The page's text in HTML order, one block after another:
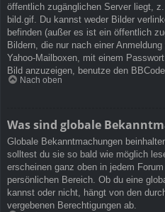
öffentlich zugänglichen Server liegt,
bild.gif. Du kannst weder Bilder
befinden (außer es ist ein öffentlich
Bildern, die nur nach einer
Yahoo-Mailboxen, mit einem
Bild anzuzeigen, benutze den
Nach oben
Was sind globale
Globale Bekanntmachungen
solltest du sie so bald wie möglich
erscheinen ganz oben in jedem
persönlichen Bereich. Ob du eine
kannst oder nicht, hängt von den
vergebenen Berechtigungen ab.